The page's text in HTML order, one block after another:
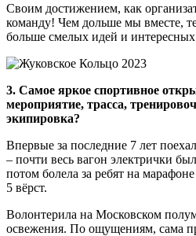
Своим достижением, как
команду! Чем дольше мы вместе,
больше смелых идей и
3. Самое яркое спортивное
мероприятие, трасса,
экипировка?
Впервые за последние 7 лет
– почти весь вагон электрички
потом болела за ребят на
5 вёрст.
Волонтерила на Московском
освежения. По ощущениям, сама